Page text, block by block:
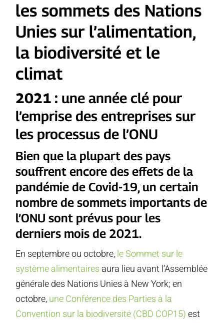
les sommets des Nations
Unies sur l’alimentation,
la biodiversité et le
climat
2021 : une année clé pour
l’emprise des entreprises sur
les processus de l’ONU
Bien que la plupart des pays
souffrent encore des effets de la
pandémie de Covid-19, un certain
nombre de sommets importants de
l’ONU sont prévus pour les
derniers mois de 2021.
En septembre ou octobre, le Sommet sur le
système alimentaires aura lieu avant l’Assemblée
générale des Nations Unies à New York; en
octobre, une Conférence des Parties à la
Convention sur la biodiversité (CBD COP15) est